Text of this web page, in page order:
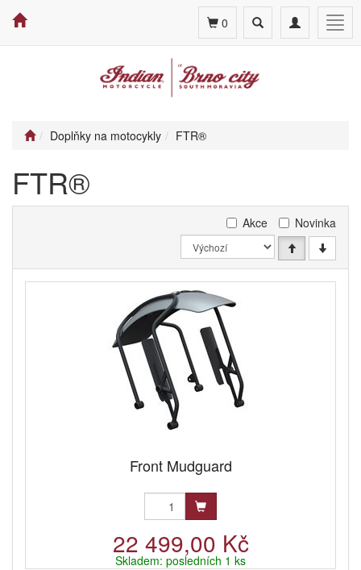
Toggle
navigation
Toggle
search
0
Doplňky na motocykly FTR®
FTR®
Akce Novinka
Front Mudguard
22 499,00 Kč
Skladem: posledních 1 ks